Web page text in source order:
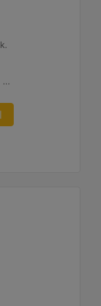
Müşteri Tarafından Sağlanan Atık Arıtma ile NSPS Saha Uyumluluğuna Sahiptir, 0,3 g ve 0,5 g/bhp-sa. NOx